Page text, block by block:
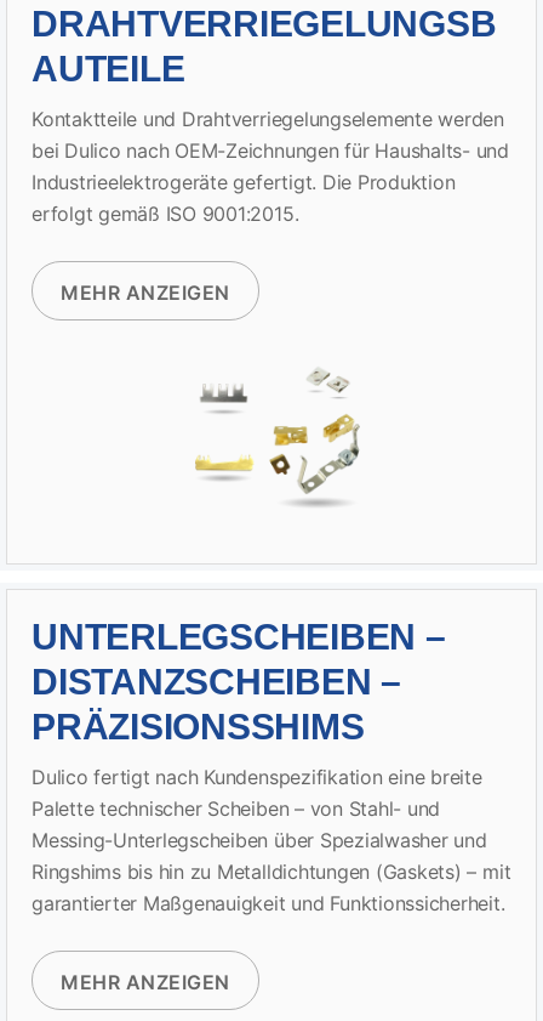
DRAHTVERRIEGELUNGSB
AUTEILE
Kontaktteile und Drahtverriegelungselemente werden
bei Dulico nach OEM-Zeichnungen für Haushalts- und
Industrieelektrogeräte gefertigt. Die Produktion
erfolgt gemäß ISO 9001:2015.
MEHR ANZEIGEN
UNTERLEGSCHEIBEN –
DISTANZSCHEIBEN –
PRÄZISIONSSHIMS
Dulico fertigt nach Kundenspezifikation eine breite
Palette technischer Scheiben – von Stahl- und
Messing-Unterlegscheiben über Spezialwasher und
Ringshims bis hin zu Metalldichtungen (Gaskets) – mit
garantierter Maßgenauigkeit und Funktionssicherheit.
MEHR ANZEIGEN